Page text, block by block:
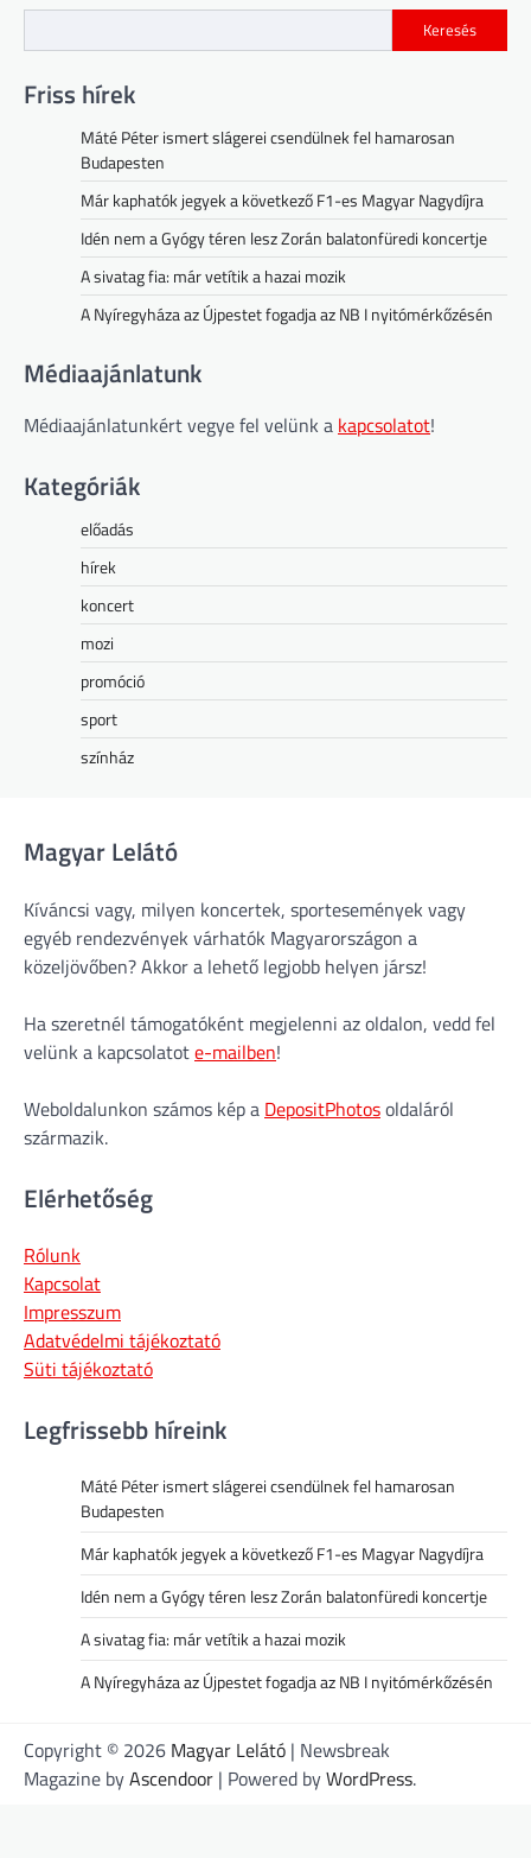
Keresés
Friss hírek
Máté Péter ismert slágerei csendülnek fel hamarosan
Budapesten
Már kaphatók jegyek a következő F1-es Magyar Nagydíjra
Idén nem a Gyógy téren lesz Zorán balatonfüredi koncertje
A sivatag fia: már vetítik a hazai mozik
A Nyíregyháza az Újpestet fogadja az NB I nyitómérkőzésén
Médiaajánlatunk
Médiaajánlatunkért vegye fel velünk a kapcsolatot!
Kategóriák
előadás
hírek
koncert
mozi
promóció
sport
színház
Magyar Lelátó
Kíváncsi vagy, milyen koncertek, sportesemények vagy
egyéb rendezvények várhatók Magyarországon a
közeljövőben? Akkor a lehető legjobb helyen jársz!
Ha szeretnél támogatóként megjelenni az oldalon, vedd fel
velünk a kapcsolatote-mailben!
Weboldalunkon számos kép a DepositPhotosoldaláról
származik.
Elérhetőség
Rólunk
Kapcsolat
Impresszum
Adatvédelmi tájékoztató
Süti tájékoztató
Legfrissebb híreink
Máté Péter ismert slágerei csendülnek fel hamarosan
Budapesten
Már kaphatók jegyek a következő F1-es Magyar Nagydíjra
Idén nem a Gyógy téren lesz Zorán balatonfüredi koncertje
A sivatag fia: már vetítik a hazai mozik
A Nyíregyháza az Újpestet fogadja az NB I nyitómérkőzésén
Copyright © 2026 Magyar Lelátó | Newsbreak
Magazine byAscendoor | Powered byWordPress.